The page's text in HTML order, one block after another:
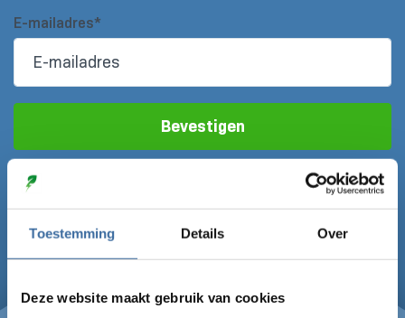
Toestemming Details Over
Deze website maakt gebruik van cookies
E-mailadres*
Bevestigen